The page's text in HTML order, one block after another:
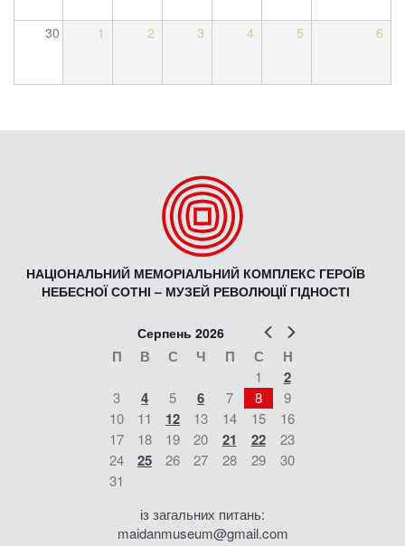
30 1 2 3 4 5 6
НАЦІОНАЛЬНИЙ МЕМОРІАЛЬНИЙ КОМПЛЕКС ГЕРОЇВ
НЕБЕСНОЇ СОТНІ – МУЗЕЙ РЕВОЛЮЦІЇ ГІДНОСТІ
Попер
Серпень 2026
П В С Ч П С Н
1 2
3 4 5 6 7 8
9
10
11 12 13 14 15
16
17
18 19 20 21 22
23
24
25 26 27 28 29
30
31
із загальних питань:
maidanmuseum@gmail.com